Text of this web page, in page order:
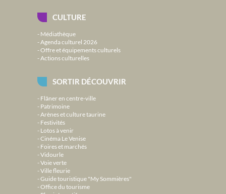
CULTURE
Médiathèque
Agenda culturel 2026
Offre et équipements culturels
Actions culturelles
SORTIR DÉCOUVRIR
Flâner en centre-ville
Patrimoine
Arènes et culture taurine
Festivités
Lotos à venir
Cinéma Le Venise
Foires et marchés
Vidourle
Voie verte
Ville fleurie
Guide touristique "My Sommières"
Office du tourisme